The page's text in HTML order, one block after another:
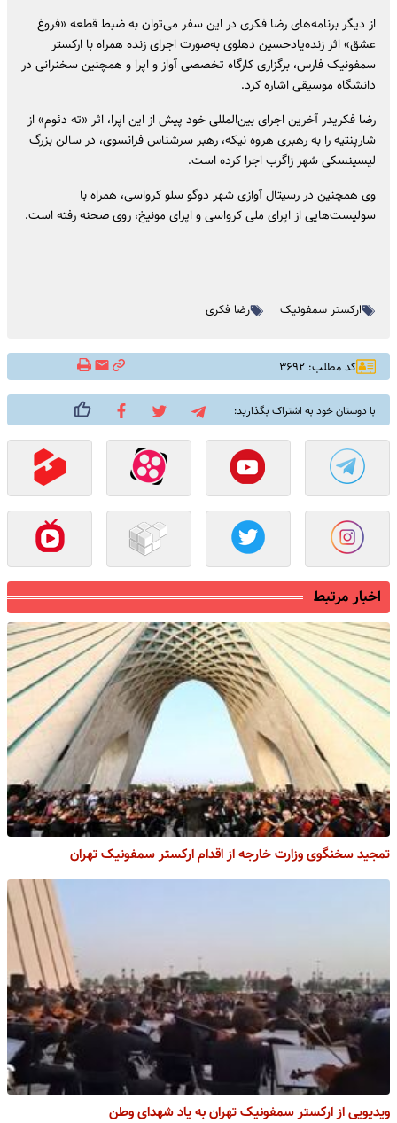
از دیگر برنامه‌های رضا فکری در این سفر می‌توان به ضبط قطعه «فروغ
عشق» اثر زنده‌یادحسین دهلوی به‌صورت اجرای زنده همراه با ارکستر
سمفونیک فارس، برگزاری کارگاه تخصصی آواز و اپرا و همچنین سخنرانی در
دانشگاه موسیقی اشاره کرد.
رضا فکریدر آخرین اجرای بین‌المللی خود پیش از این اپرا، اثر «ته دئوم» از
شارپنتیه را به رهبری هروه نیکه، رهبر سرشناس فرانسوی، در سالن بزرگ
لیسینسکی شهر زاگرب اجرا کرده است.
وی همچنین در رسیتال آوازی شهر دوگو سلو کرواسی، همراه با
سولیست‌هایی از اپرای ملی کرواسی و اپرای مونیخ، روی صحنه رفته است.
ارکستر سمفونیک رضا فکری
کد مطلب: ۳۶۹۲
با دوستان خود به اشتراک بگذارید:
اخبار مرتبط
تمجید سخنگوی وزارت خارجه از اقدام ارکستر سمفونیک تهران
ویدیویی از ارکستر سمفونیک تهران به یاد شهدای وطن